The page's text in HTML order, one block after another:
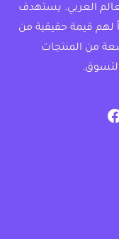
العربي. يستهدف
لهم قيمة حقيقية من
من المنتجات